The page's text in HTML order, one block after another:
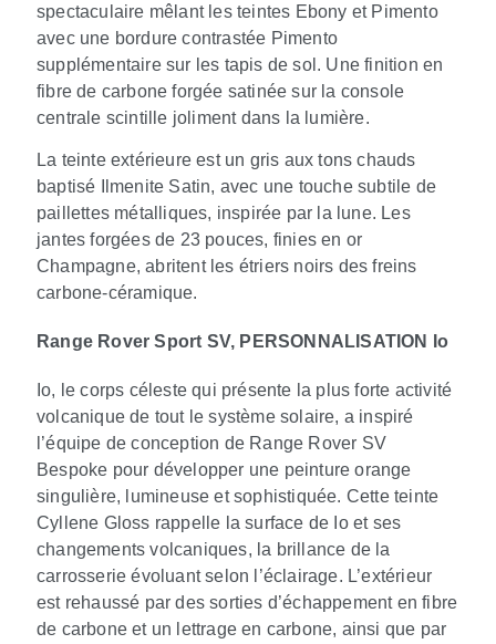
spectaculaire mêlant les teintes Ebony et Pimento
avec une bordure contrastée Pimento
supplémentaire sur les tapis de sol. Une finition en
fibre de carbone forgée satinée sur la console
centrale scintille joliment dans la lumière.
La teinte extérieure est un gris aux tons chauds
baptisé Ilmenite Satin, avec une touche subtile de
paillettes métalliques, inspirée par la lune. Les
jantes forgées de 23 pouces, finies en or
Champagne, abritent les étriers noirs des freins
carbone‑céramique.
Range Rover Sport SV, PERSONNALISATION Io
Io, le corps céleste qui présente la plus forte activité
volcanique de tout le système solaire, a inspiré
l’équipe de conception de Range Rover SV
Bespoke pour développer une peinture orange
singulière, lumineuse et sophistiquée. Cette teinte
Cyllene Gloss rappelle la surface de Io et ses
changements volcaniques, la brillance de la
carrosserie évoluant selon l’éclairage. L’extérieur
est rehaussé par des sorties d’échappement en fibre
de carbone et un lettrage en carbone, ainsi que par